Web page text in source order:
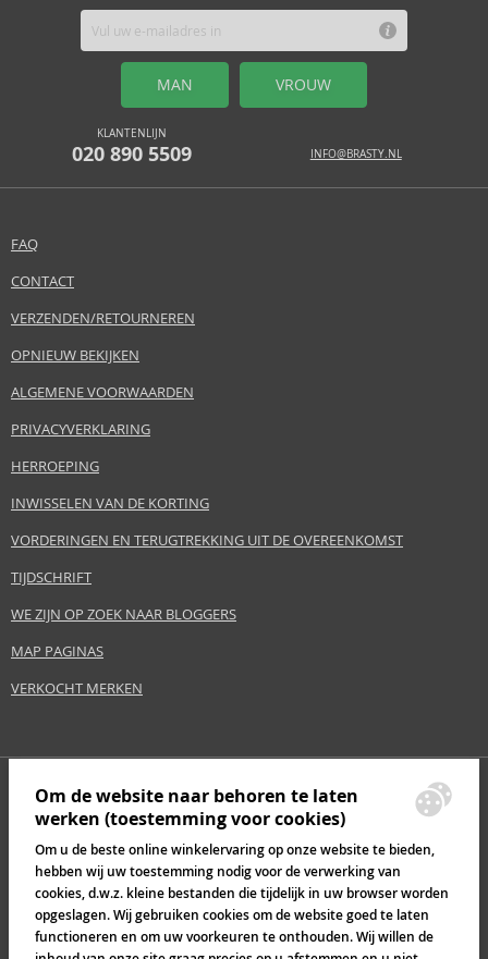
MAN VROUW
KLANTENLIJN
020 890 5509 INFO@BRASTY.NL
FAQ
CONTACT
VERZENDEN/RETOURNEREN
OPNIEUW BEKIJKEN
ALGEMENE VOORWAARDEN
PRIVACYVERKLARING
HERROEPING
INWISSELEN VAN DE KORTING
VORDERINGEN EN TERUGTREKKING UIT DE OVEREENKOMST
TIJDSCHRIFT
WE ZIJN OP ZOEK NAAR BLOGGERS
MAP PAGINAS
VERKOCHT MERKEN
Om de website naar behoren te laten
werken (toestemming voor cookies)
Om u de beste online winkelervaring op onze website te bieden,
hebben wij uw toestemming nodig voor de verwerking van
cookies, d.w.z. kleine bestanden die tijdelijk in uw browser worden
opgeslagen. Wij gebruiken cookies om de website goed te laten
functioneren en om uw voorkeuren te onthouden. Wij willen de